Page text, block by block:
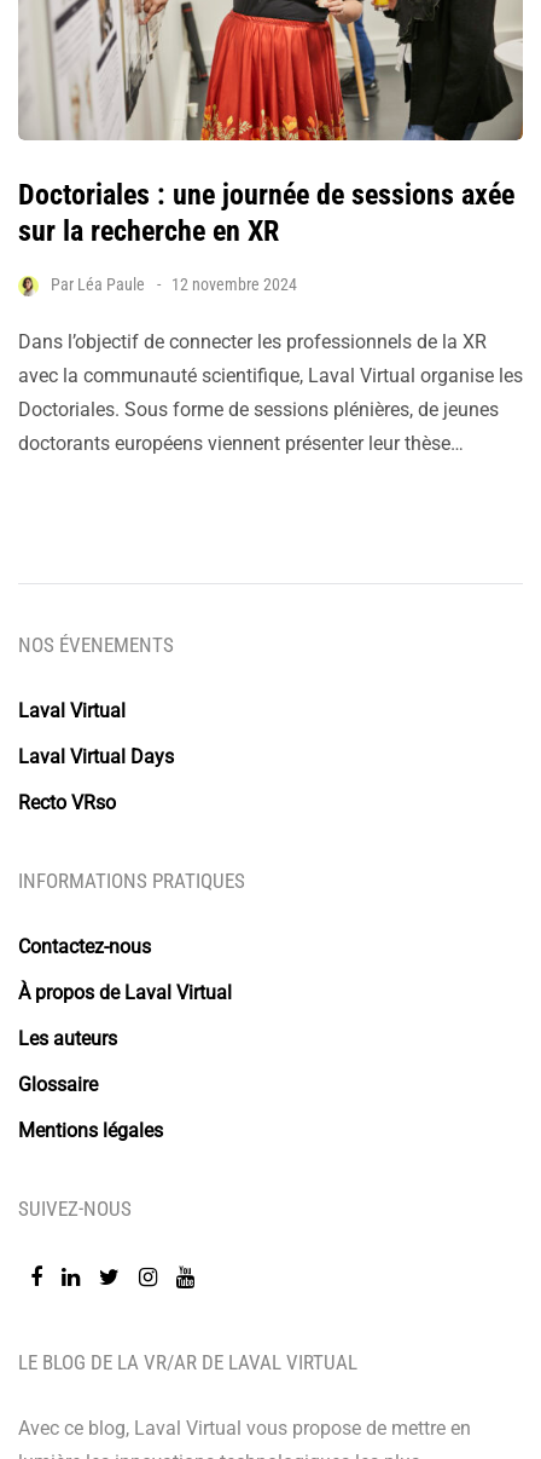
Doctoriales : une journée de sessions axée
sur la recherche en XR
Par Léa Paule 12 novembre 2024
Dans l’objectif de connecter les professionnels de la XR
avec la communauté scientifique, Laval Virtual organise les
Doctoriales. Sous forme de sessions plénières, de jeunes
doctorants européens viennent présenter leur thèse…
LE BLOG DE LA VR/AR DE LAVAL VIRTUAL
Avec ce blog, Laval Virtual vous propose de mettre en
NOS ÉVENEMENTS
Laval Virtual
Laval Virtual Days
Recto VRso
INFORMATIONS PRATIQUES
Contactez-nous
À propos de Laval Virtual
Les auteurs
Glossaire
Mentions légales
SUIVEZ-NOUS